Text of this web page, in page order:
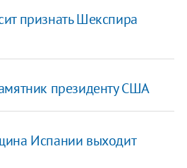
признать Шекспира
президенту США
Испании выходит